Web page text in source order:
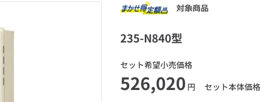
235-N840型
セット希望小売価格
526,020 円 セット本体価格